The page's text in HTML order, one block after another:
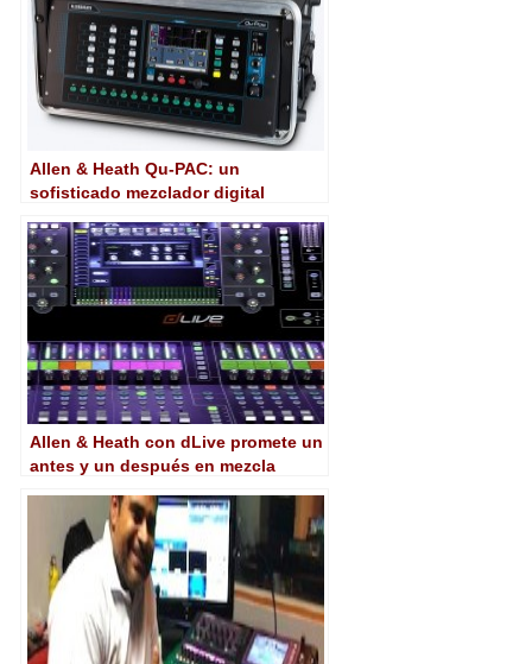
Allen & Heath Qu-PAC: un
sofisticado mezclador digital
Allen & Heath con dLive promete un
antes y un después en mezcla